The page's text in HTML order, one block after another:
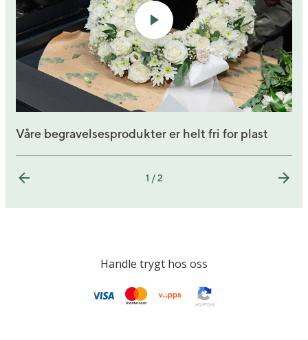
Våre begravelsesprodukter er helt fri for plast
1 / 2
Handle trygt hos oss